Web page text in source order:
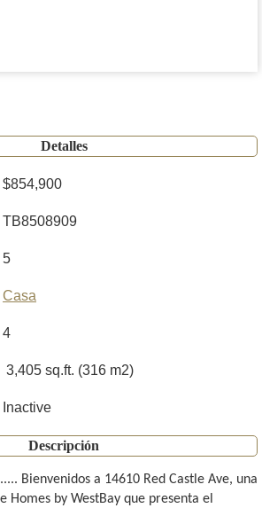
Detalles
$854,900
TB8508909
5
Casa
4
3,405 sq.ft. (316 m2)
Inactive
Descripción
Bienvenidos a 14610 Red Castle Ave, una
Homes by WestBay que presenta el